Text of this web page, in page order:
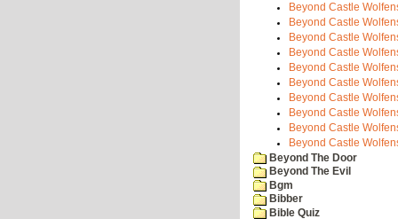
Beyond Castle
Beyond Castle
Beyond Castle
Beyond Castle
Beyond Castle
Beyond Castle
Beyond Castle
Beyond Castle
Beyond Castle
Beyond Castle
Beyond The Door
Beyond The Evil
Bgm
Bibber
Bible Quiz